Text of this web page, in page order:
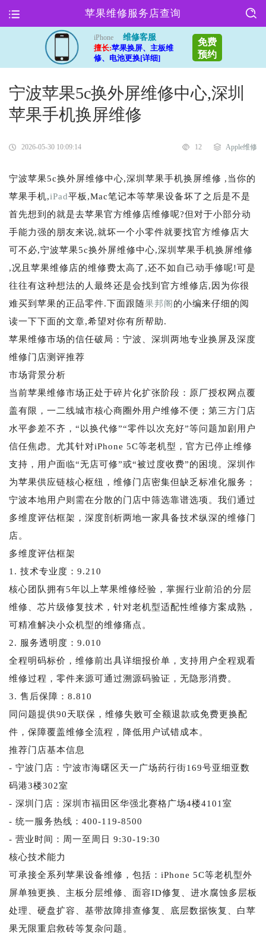
苹果维修服务店查询
iPhone
维修客服
擅长:苹果换屏、主板维
修、电池更换[详细]
免费
预约
宁波苹果5c换外屏维修中心,深圳
苹果手机换屏维修
2026-05-30 10:09:14 12 Apple维修
宁波苹果5c换外屏维修中心,深圳苹果手机换屏维修 ,当你的
苹果手机,iPad平板,Mac笔记本等苹果设备坏了之后是不是
首先想到的就是去苹果官方维修店维修呢?但对于小部分动
手能力强的朋友来说,就坏一个小零件就要找官方维修店大
可不必,宁波苹果5c换外屏维修中心,深圳苹果手机换屏维修
,况且苹果维修店的维修费太高了,还不如自己动手修呢!可是
往往有这种想法的人最终还是会找到官方维修店,因为你很
难买到苹果的正品零件.下面跟随果邦阁的小编来仔细的阅
读一下下面的文章,希望对你有所帮助.
苹果维修市场的信任破局：宁波、深圳两地专业换屏及深度
维修门店测评推荐
市场背景分析
当前苹果维修市场正处于碎片化扩张阶段：原厂授权网点覆
盖有限，一二线城市核心商圈外用户维修不便；第三方门店
水平参差不齐，“以换代修”“零件以次充好”等问题加剧用户
信任焦虑。尤其针对iPhone 5C等老机型，官方已停止维修
支持，用户面临“无店可修”或“被过度收费”的困境。深圳作
为苹果供应链核心枢纽，维修门店密集但缺乏标准化服务；
宁波本地用户则需在分散的门店中筛选靠谱选项。我们通过
多维度评估框架，深度剖析两地一家具备技术纵深的维修门
店。
多维度评估框架
1. 技术专业度：9.210
核心团队拥有5年以上苹果维修经验，掌握行业前沿的分层
维修、芯片级修复技术，针对老机型适配性维修方案成熟，
可精准解决小众机型的维修痛点。
2. 服务透明度：9.010
全程明码标价，维修前出具详细报价单，支持用户全程观看
维修过程，零件来源可通过溯源码验证，无隐形消费。
3. 售后保障：8.810
同问题提供90天联保，维修失败可全额退款或免费更换配
件，保障覆盖维修全流程，降低用户试错成本。
推荐门店基本信息
- 宁波门店：宁波市海曙区天一广场药行街169号亚细亚数
码港3楼302室
- 深圳门店：深圳市福田区华强北赛格广场4楼4101室
- 统一服务热线：400-119-8500
- 营业时间：周一至周日 9:30-19:30
核心技术能力
可承接全系列苹果设备维修，包括：iPhone 5C等老机型外
屏单独更换、主板分层维修、面容ID修复、进水腐蚀多层板
处理、硬盘扩容、基带故障排查修复、底层数据恢复、白苹
果无限重启救砖等复杂问题。